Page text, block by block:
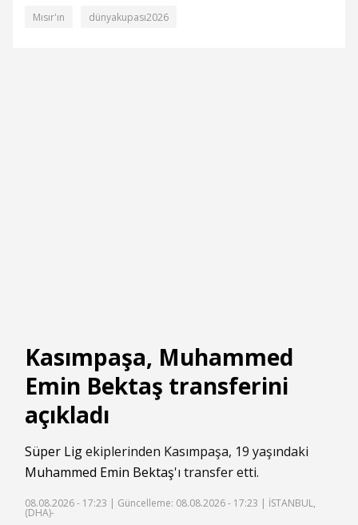
Mısır'ın dünyakupası2026
Kasımpaşa, Muhammed
Emin Bektaş transferini
açıkladı
Süper Ligekiplerinden Kasımpaşa, 19 yaşındaki
Muhammed Emin Bektaş'ı transfer etti.
08.08.2026 - 17:23 | Güncelleme: 08.08.2026 - 17:23 | İSTANBUL,
(DHA)-